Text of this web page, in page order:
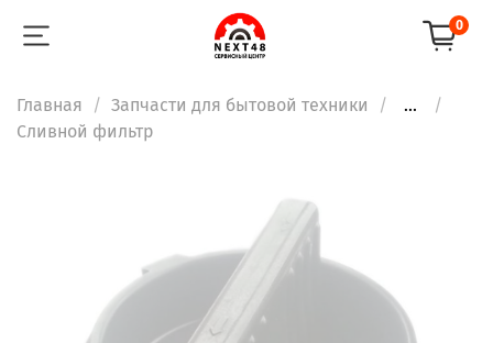
0
Главная Запчасти для бытовой техники
...
Сливной фильтр